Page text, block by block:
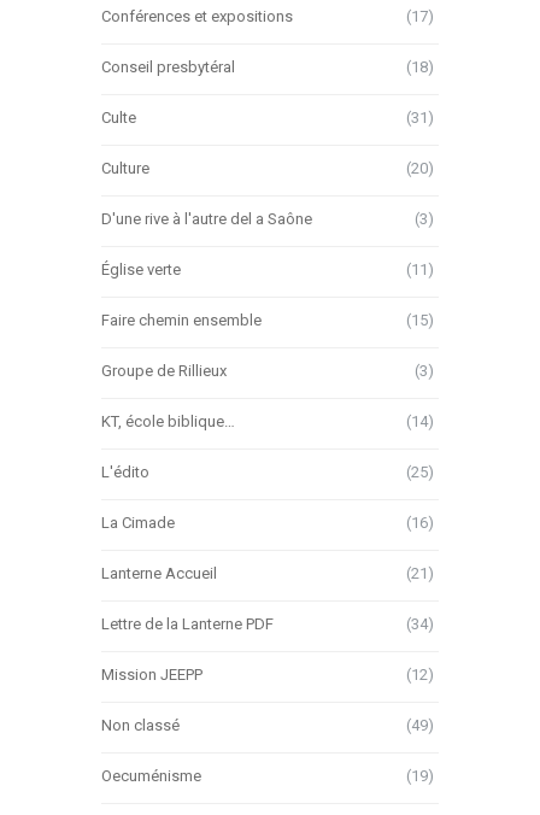
Conférences et expositions (17)
Conseil presbytéral (18)
Culte (31)
Culture (20)
D'une rive à l'autre del a Saône (3)
Église verte (11)
Faire chemin ensemble (15)
Groupe de Rillieux (3)
KT, école biblique… (14)
L'édito (25)
La Cimade (16)
Lanterne Accueil (21)
Lettre de la Lanterne PDF (34)
Mission JEEPP (12)
Non classé (49)
Oecuménisme (19)